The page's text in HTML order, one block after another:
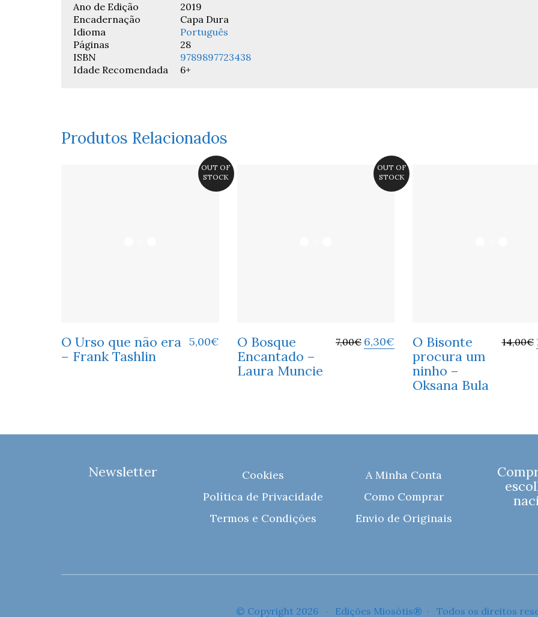
Ano de Edição
2019
Encadernação
Capa Dura
Idioma
Português
Páginas
28
ISBN
9789897723438
Idade Recomendada
6+
Produtos Relacionados
OUT OF
STOCK
O Urso que não era
– Frank Tashlin
5,00€
OUT OF
STOCK
O Bosque
Encantado –
Laura Muncie
7,00€ 6,30€
O Bisonte
procura um
ninho –
Oksana Bula
14,00€
Newsletter
Cookies
Política de Privacidade
Termos e Condições
A Minha Conta
Como Comprar
Envio de Originais
© Copyright 2026 · Edições Miosótis® · Todos os direitos